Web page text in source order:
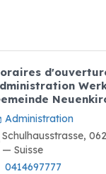
Administration
Schulhausstrasse,
— Suisse
0414697777